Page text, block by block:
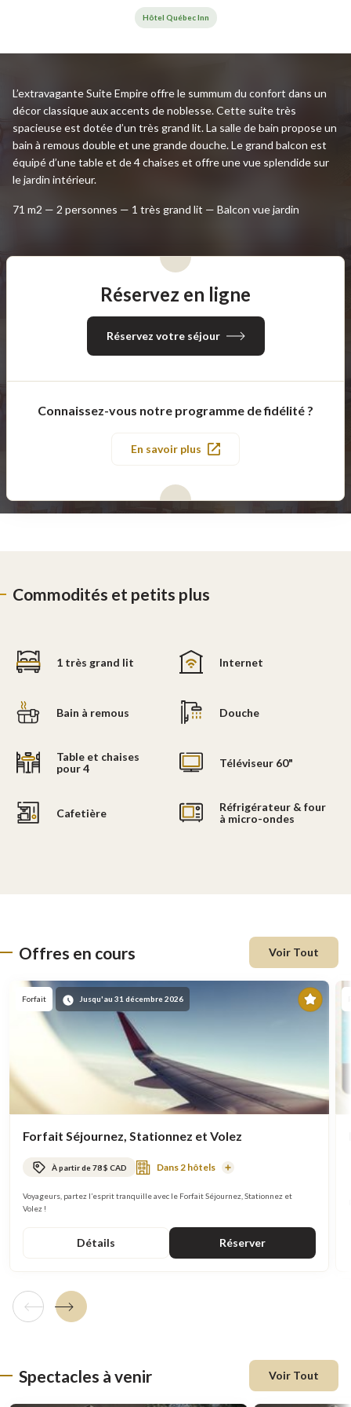
Hôtel Québec Inn
L’extravagante Suite Empire offre le summum du confort dans un
décor classique aux accents de noblesse. Cette suite très
spacieuse est dotée d’un très grand lit. La salle de bain propose un
bain à remous double et une grande douche. Le grand balcon est
équipé d’une table et de 4 chaises et offre une vue splendide sur
le jardin intérieur.
71 m2 — 2 personnes — 1 très grand lit — Balcon vue jardin
Réservez en ligne
Réservez votre séjour
Connaissez-vous notre programme de fidélité ?
En savoir plus
Commodités et petits plus
1 très grand lit Internet
Bain à remous Douche
Table et chaises
pour 4
Téléviseur 60"
Cafetière
Réfrigérateur & four
à micro-ondes
Offres en cours Voir Tout
Forfait Jusqu'au 31 décembre 2026
En
Forfait Séjournez, Stationnez et Volez
À partir de 78 $ CAD Dans 2 hôtels
En
Voyageurs, partez l’esprit tranquille avec le Forfait Séjournez, Stationnez et
Volez !
Détails Réserver
Tuile précédente
Tuile suivante
Spectacles à venir Voir Tout